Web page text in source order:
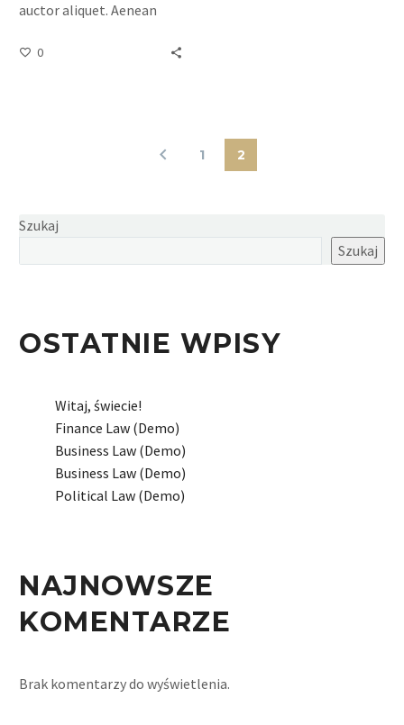
auctor aliquet. Aenean
bibendum auctor, nisi elit
0
1 2
Szukaj
Szukaj
OSTATNIE WPISY
Witaj, świecie!
Finance Law (Demo)
Business Law (Demo)
Business Law (Demo)
Political Law (Demo)
NAJNOWSZE
KOMENTARZE
Brak komentarzy do wyświetlenia.